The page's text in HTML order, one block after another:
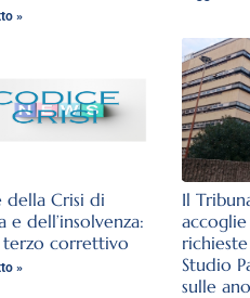
»
della Crisi di
e dell’insolvenza:
correttivo
»
Il
Studio
sulle